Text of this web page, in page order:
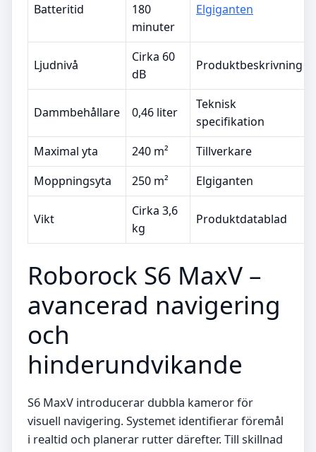
Batteritid
180
minuter
Elgiganten
Ljudnivå
Cirka 60
dB
Produktbeskrivning
Dammbehållare 0,46 liter
Teknisk
specifikation
Maximal yta
240 m²
Tillverkare
Moppningsyta
250 m² Elgiganten
Vikt
Cirka 3,6
kg
Produktdatablad
Roborock S6 MaxV –
avancerad navigering
och
hinderundvikande
S6 MaxV introducerar dubbla kameror för
visuell navigering. Systemet identifierar föremål
i realtid och planerar rutter därefter. Till skillnad